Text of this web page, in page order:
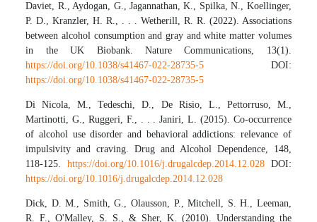
Daviet, R., Aydogan, G., Jagannathan, K., Spilka, N., Koellinger,
P. D., Kranzler, H. R., . . . Wetherill, R. R. (2022). Associations
between alcohol consumption and gray and white matter volumes
in the UK Biobank. Nature Communications, 13(1).
https://doi.org/10.1038/s41467-022-28735-5 DOI:
https://doi.org/10.1038/s41467-022-28735-5
Di Nicola, M., Tedeschi, D., De Risio, L., Pettorruso, M.,
Martinotti, G., Ruggeri, F., . . . Janiri, L. (2015). Co-occurrence
of alcohol use disorder and behavioral addictions: relevance of
impulsivity and craving. Drug and Alcohol Dependence, 148,
118-125. https://doi.org/10.1016/j.drugalcdep.2014.12.028 DOI:
https://doi.org/10.1016/j.drugalcdep.2014.12.028
Dick, D. M., Smith, G., Olausson, P., Mitchell, S. H., Leeman,
R. F., O'Malley, S. S., & Sher, K. (2010). Understanding the